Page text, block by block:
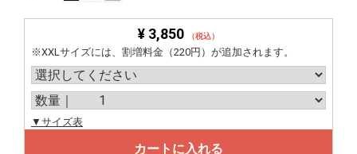
¥ 3,850 （税込）
※XXLサイズには、割増料金（220円）が追加されます。
▼サイズ表
カートに入れる